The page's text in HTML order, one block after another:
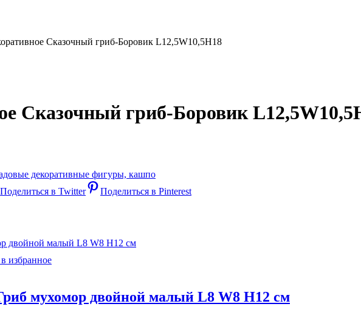
Сказочный гриб-Боровик L12,5W10,5H18
Сказочный гриб-Боровик
декоративные фигуры, кашпо
Поделиться в Twitter Поделиться в Pinterest
избранное
мухомор двойной малый L8 W8 H12 см